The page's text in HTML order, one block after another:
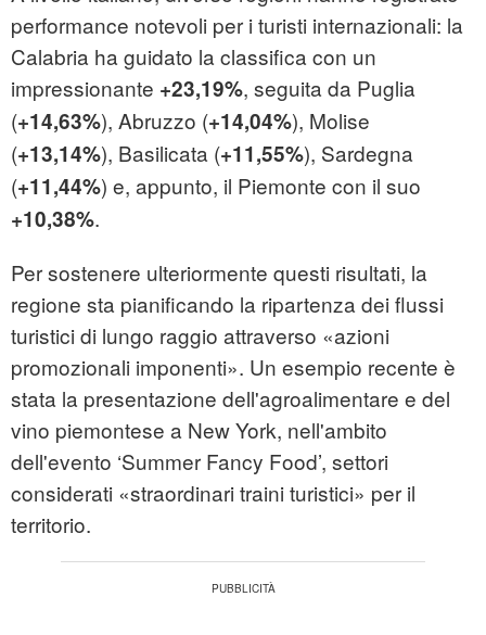
performance notevoli per i turisti internazionali: la
Calabria ha guidato la classifica con un
impressionante +23,19%, seguita da Puglia
(+14,63%), Abruzzo (+14,04%), Molise
(+13,14%), Basilicata (+11,55%), Sardegna
(+11,44%) e, appunto, il Piemonte con il suo
+10,38%.
Per sostenere ulteriormente questi risultati, la
regione sta pianificando la ripartenza dei flussi
turistici di lungo raggio attraverso «azioni
promozionali imponenti». Un esempio recente è
stata la presentazione dell'agroalimentare e del
vino piemontese a New York, nell'ambito
dell'evento ‘Summer Fancy Food’, settori
considerati «straordinari traini turistici» per il
territorio.